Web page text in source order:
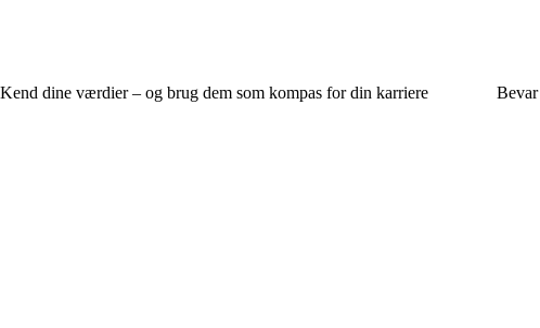
Kend dine værdier – og brug dem som kompas for din karriere